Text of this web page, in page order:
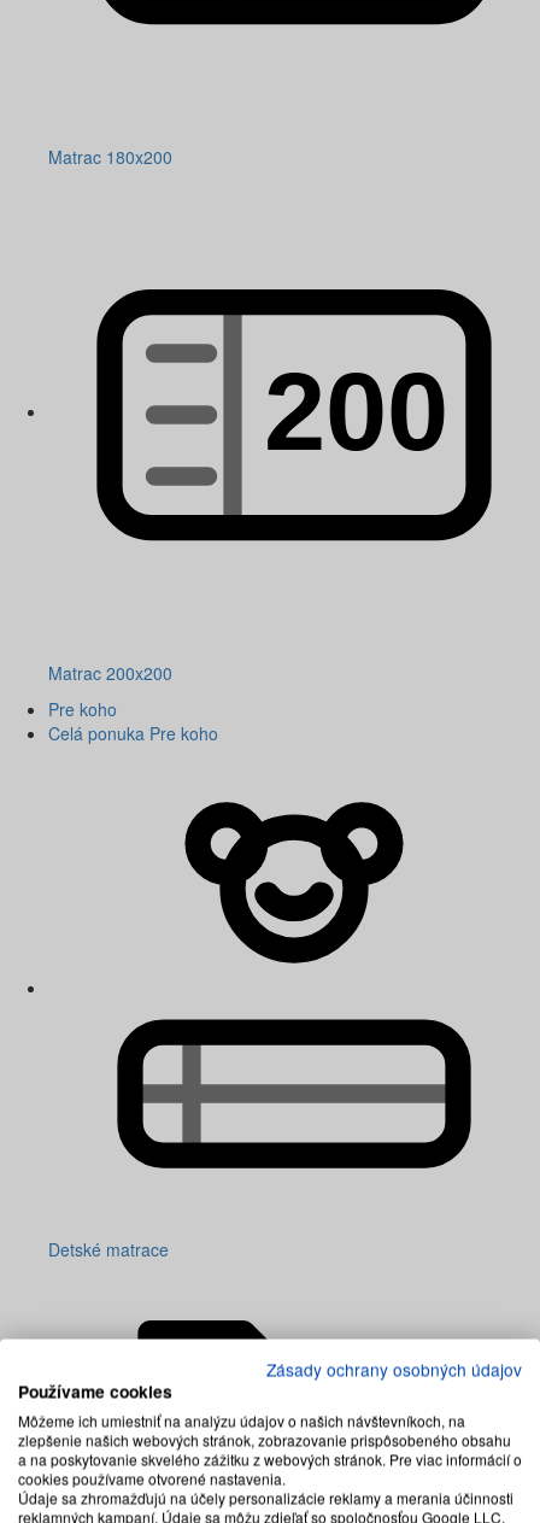
Matrac 180x200
Matrac 200x200
Pre koho
Celá ponuka Pre koho
Detské matrace
Zásady ochrany osobných údajov
Používame cookies
Môžeme ich umiestniť na analýzu údajov o našich návštevníkoch, na
zlepšenie našich webových stránok, zobrazovanie prispôsobeného obsahu
a na poskytovanie skvelého zážitku z webových stránok. Pre viac informácií o
cookies používame otvorené nastavenia.
Údaje sa zhromažďujú na účely personalizácie reklamy a merania účinnosti
reklamných kampaní. Údaje sa môžu zdieľať so spoločnosťou Google LLC,